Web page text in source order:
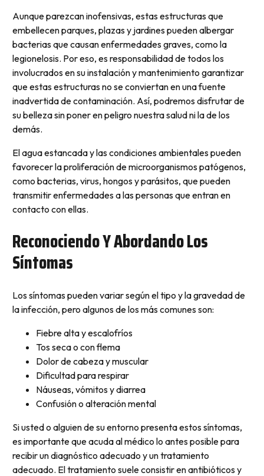
Aunque parezcan inofensivas, estas estructuras que
embellecen parques, plazas y jardines pueden albergar
bacterias que causan enfermedades graves, como la
legionelosis. Por eso, es responsabilidad de todos los
involucrados en su instalación y mantenimiento garantizar
que estas estructuras no se conviertan en una fuente
inadvertida de contaminación. Así, podremos disfrutar de
su belleza sin poner en peligro nuestra salud ni la de los
demás.
El agua estancada y las condiciones ambientales pueden
favorecer la proliferación de microorganismos patógenos,
como bacterias, virus, hongos y parásitos, que pueden
transmitir enfermedades a las personas que entran en
contacto con ellas.
Reconociendo Y Abordando Los
Síntomas
Los síntomas pueden variar según el tipo y la gravedad de
la infección, pero algunos de los más comunes son:
Fiebre alta y escalofríos
Tos seca o con flema
Dolor de cabeza y muscular
Dificultad para respirar
Náuseas, vómitos y diarrea
Confusión o alteración mental
Si usted o alguien de su entorno presenta estos síntomas,
es importante que acuda al médico lo antes posible para
recibir un diagnóstico adecuado y un tratamiento
adecuado. El tratamiento suele consistir en antibióticos y